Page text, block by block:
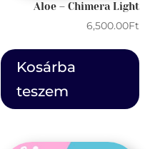
Aloe – Chimera Light
6,500.00Ft
Kosárba
teszem